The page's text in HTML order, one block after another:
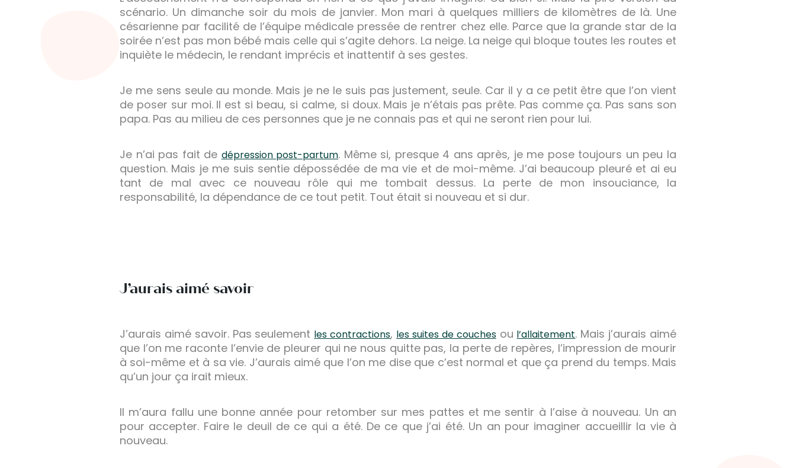
scénario. Un dimanche soir du mois de janvier. Mon mari à quelques milliers de kilomètres de là. Une
césarienne par facilité de l’équipe médicale pressée de rentrer chez elle. Parce que la grande star de la
soirée n’est pas mon bébé mais celle qui s’agite dehors. La neige. La neige qui bloque toutes les routes et
inquiète le médecin, le rendant imprécis et inattentif à ses gestes.
Je me sens seule au monde. Mais je ne le suis pas justement, seule. Car il y a ce petit être que l’on vient
de poser sur moi. Il est si beau, si calme, si doux. Mais je n’étais pas prête. Pas comme ça. Pas sans son
papa. Pas au milieu de ces personnes que je ne connais pas et qui ne seront rien pour lui.
Je n’ai pas fait de dépression post-partum. Même si, presque 4 ans après, je me pose toujours un peu la
question. Mais je me suis sentie dépossédée de ma vie et de moi-même. J’ai beaucoup pleuré et ai eu
tant de mal avec ce nouveau rôle qui me tombait dessus. La perte de mon insouciance, la
responsabilité, la dépendance de ce tout petit. Tout était si nouveau et si dur.
J’aurais aimé savoir
J’aurais aimé savoir. Pas seulement les contractions, les suites de couchesou l’allaitement. Mais j’aurais aimé
que l’on me raconte l’envie de pleurer qui ne nous quitte pas, la perte de repères, l’impression de mourir
à soi-même et à sa vie. J’aurais aimé que l’on me dise que c’est normal et que ça prend du temps. Mais
qu’un jour ça irait mieux.
Il m’aura fallu une bonne année pour retomber sur mes pattes et me sentir à l’aise à nouveau. Un an
pour accepter. Faire le deuil de ce qui a été. De ce que j’ai été. Un an pour imaginer accueillir la vie à
nouveau.